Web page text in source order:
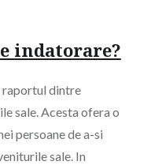
indatorare?
raportul dintre
sale. Acesta ofera o
persoane de a-si
sale. In